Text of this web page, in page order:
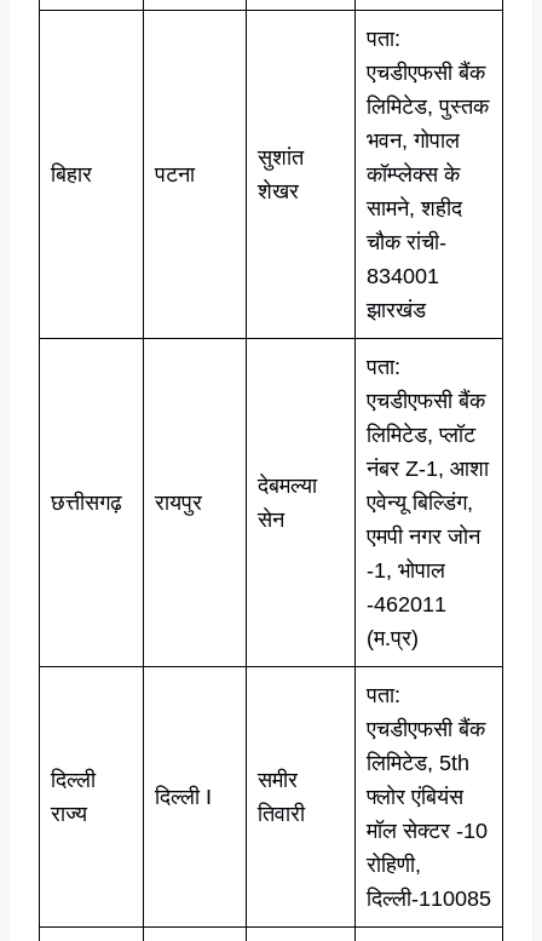
बिहार पटना
सुशांत
शेखर
पता:
एचडीएफसी बैंक
लिमिटेड, पुस्तक
भवन, गोपाल
कॉम्प्लेक्स के
सामने, शहीद
चौक रांची-
834001
झारखंड
छत्तीसगढ़ रायपुर
देबमल्या
सेन
पता:
एचडीएफसी बैंक
लिमिटेड, प्लॉट
नंबर Z-1, आशा
एवेन्यू बिल्डिंग,
एमपी नगर जोन
-1, भोपाल
-462011
(म.प्र)
दिल्ली
राज्य
दिल्ली I
समीर
तिवारी
पता:
एचडीएफसी बैंक
लिमिटेड, 5th
फ्लोर एंबियंस
मॉल सेक्टर -10
रोहिणी,
दिल्ली-110085